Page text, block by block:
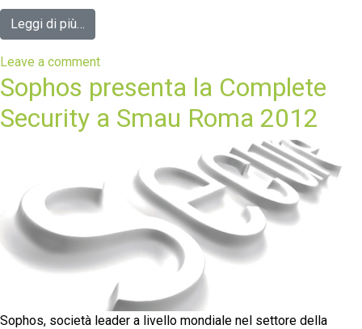
Leggi di più…
Leave a comment
Sophos presenta la Complete
Security a Smau Roma 2012
Sophos, società leader a livello mondiale nel settore della